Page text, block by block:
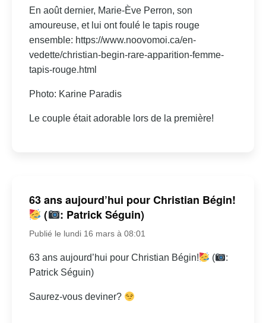
En août dernier, Marie-Ève Perron, son
amoureuse, et lui ont foulé le tapis rouge
ensemble: https://www.noovomoi.ca/en-
vedette/christian-begin-rare-apparition-femme-
tapis-rouge.html
Photo: Karine Paradis
Le couple était adorable lors de la première!
63 ans aujourd’hui pour Christian Bégin!
(
: Patrick Séguin)
Publié le lundi 16 mars à 08:01
63 ans aujourd’hui pour Christian Bégin! (
:
Patrick Séguin)
Saurez-vous deviner?